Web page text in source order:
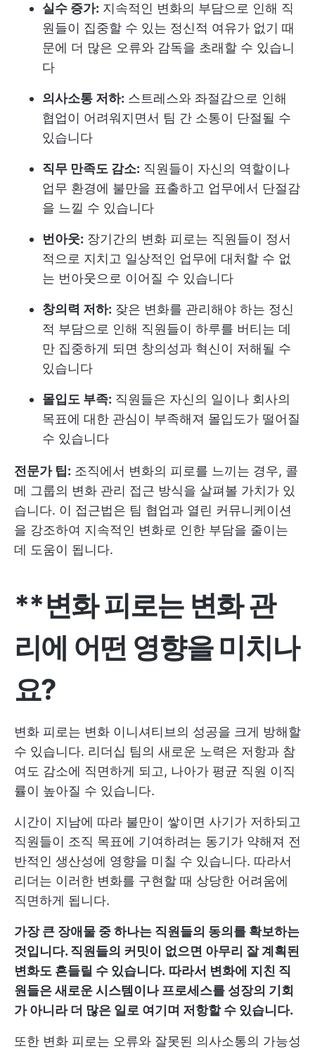
실수 증가: 지속적인 변화의 부담으로 인해 직
원들이 집중할 수 있는 정신적 여유가 없기 때
문에 더 많은 오류와 감독을 초래할 수 있습니
다
의사소통 저하: 스트레스와 좌절감으로 인해
협업이 어려워지면서 팀 간 소통이 단절될 수
있습니다
직무 만족도 감소: 직원들이 자신의 역할이나
업무 환경에 불만을 표출하고 업무에서 단절감
을 느낄 수 있습니다
번아웃: 장기간의 변화 피로는 직원들이 정서
적으로 지치고 일상적인 업무에 대처할 수 없
는 번아웃으로 이어질 수 있습니다
창의력 저하: 잦은 변화를 관리해야 하는 정신
적 부담으로 인해 직원들이 하루를 버티는 데
만 집중하게 되면 창의성과 혁신이 저해될 수
있습니다
몰입도 부족: 직원들은 자신의 일이나 회사의
목표에 대한 관심이 부족해져 몰입도가 떨어질
수 있습니다
전문가 팁: 조직에서 변화의 피로를 느끼는 경우, 콜
메 그룹의 변화 관리 접근 방식을 살펴볼 가치가 있
습니다. 이 접근법은 팀 협업과 열린 커뮤니케이션
을 강조하여 지속적인 변화로 인한 부담을 줄이는
데 도움이 됩니다.
**변화 피로는 변화 관
리에 어떤 영향을 미치나
요?
변화 피로는 변화 이니셔티브의 성공을 크게 방해할
수 있습니다. 리더십 팀의 새로운 노력은 저항과 참
여도 감소에 직면하게 되고, 나아가 평균 직원 이직
률이 높아질 수 있습니다.
시간이 지남에 따라 불만이 쌓이면 사기가 저하되고
직원들이 조직 목표에 기여하려는 동기가 약해져 전
반적인 생산성에 영향을 미칠 수 있습니다. 따라서
리더는 이러한 변화를 구현할 때 상당한 어려움에
직면하게 됩니다.
가장 큰 장애물 중 하나는 직원들의 동의를 확보하는
것입니다. 직원들의 커밋이 없으면 아무리 잘 계획된
변화도 흔들릴 수 있습니다. 따라서 변화에 지친 직
원들은 새로운 시스템이나 프로세스를 성장의 기회
가 아니라 더 많은 일로 여기며 저항할 수 있습니다.
또한 변화 피로는 오류와 잘못된 의사소통의 가능성